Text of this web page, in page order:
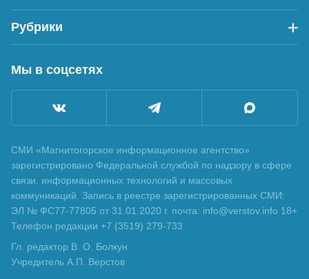
Рубрики
Мы в соцсетях
СМИ «Магнитогорское информационное агентство»
зарегистрировано Федеральной службой по надзору в сфере
связи, информационных технологий и массовых
коммуникаций. Запись в реестре зарегистрированных СМИ:
ЭЛ № ФС77-77805 от 31.01.2020 г. почта: info@verstov.info 18+
Телефон редакции +7 (3519) 279-733
Гл. редактор В. О. Болкун
Учредитель А.П. Верстов